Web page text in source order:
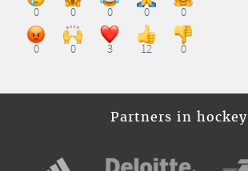
0 0 0 0 0
0 0 3 12 0
Partners in hockey